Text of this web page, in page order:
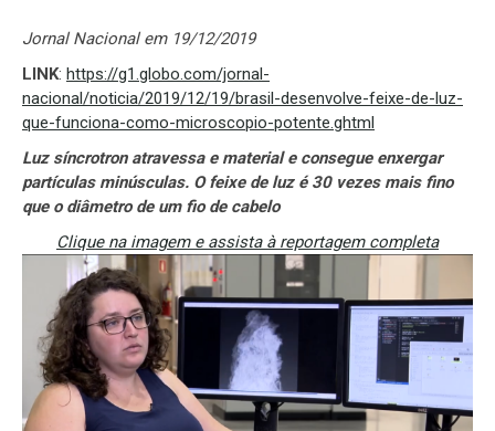
Jornal Nacional em 19/12/2019
LINK: https://g1.globo.com/jornal-
nacional/noticia/2019/12/19/brasil-desenvolve-feixe-de-luz-
que-funciona-como-microscopio-potente.ghtml
Luz síncrotron atravessa e material e consegue enxergar
partículas minúsculas. O feixe de luz é 30 vezes mais fino
que o diâmetro de um fio de cabelo
Clique na imagem e assista à reportagem completa